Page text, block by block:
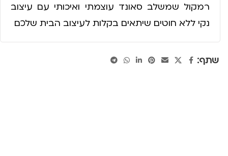
רמקול שמשלב סאונד עוצמתי ואיכותי עם עיצוב
נקי ללא חוטים שיתאים בקלות לעיצוב הבית שלכם
שתף: